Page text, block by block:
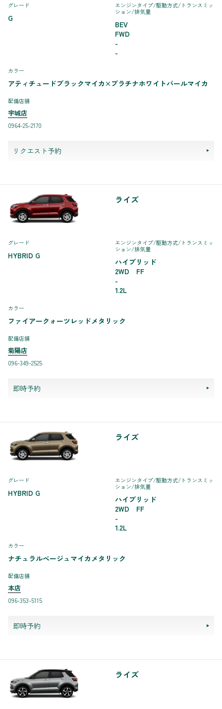
グレード
G
エンジンタイプ/駆動方式/ トランスミッ
ション/排気量
BEV
FWD
-
-
カラー
アティチュードブラックマイカ×プラチナホワイトパールマイカ
配備店舗
宇城店
0964-25-2170
リクエスト予約
ライズ
グレード
HYBRID G
エンジンタイプ/駆動方式/ トランスミッ
ション/排気量
ハイブリッド
2WD FF
-
1.2L
カラー
ファイアークォーツレッドメタリック
配備店舗
菊陽店
096-349-2525
即時予約
ライズ
グレード
HYBRID G
エンジンタイプ/駆動方式/ トランスミッ
ション/排気量
ハイブリッド
2WD FF
-
1.2L
カラー
ナチュラルベージュマイカメタリック
配備店舗
本店
096-353-5115
即時予約
ライズ